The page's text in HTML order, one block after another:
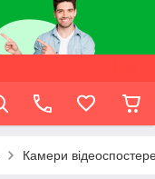
Камери